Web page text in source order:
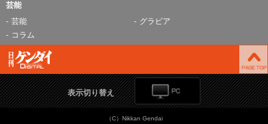
芸能
芸能
グラビア
コラム
表示切り替え
（C）Nikkan Gendai